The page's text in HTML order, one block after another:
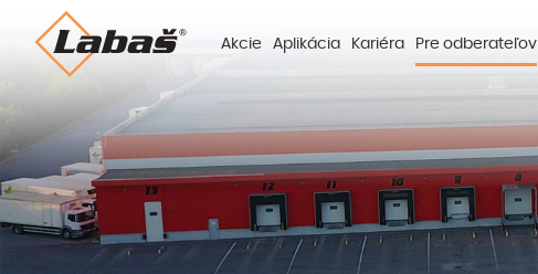
Akcie Aplikácia Kariéra Pre odberateľov